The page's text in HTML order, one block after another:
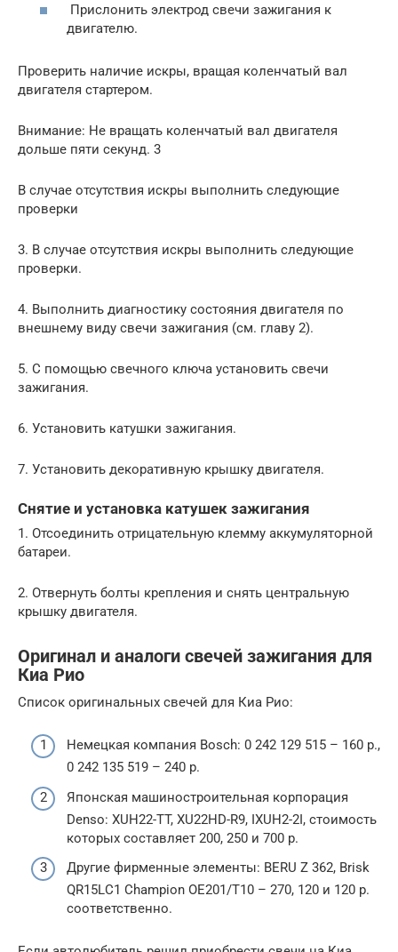
Прислонить электрод свечи зажигания к
двигателю.
Проверить наличие искры, вращая коленчатый вал
двигателя стартером.
Внимание: Не вращать коленчатый вал двигателя
дольше пяти секунд. 3
В случае отсутствия искры выполнить следующие
проверки
3. В случае отсутствия искры выполнить следующие
проверки.
4. Выполнить диагностику состояния двигателя по
внешнему виду свечи зажигания (см. главу 2).
5. С помощью свечного ключа установить свечи
зажигания.
6. Установить катушки зажигания.
7. Установить декоративную крышку двигателя.
Снятие и установка катушек зажигания
1. Отсоединить отрицательную клемму аккумуляторной
батареи.
2. Отвернуть болты крепления и снять центральную
крышку двигателя.
Оригинал и аналоги свечей зажигания для
Киа Рио
Список оригинальных свечей для Киа Рио:
Немецкая компания Bosch: 0 242 129 515 – 160 р.,
0 242 135 519 – 240 р.
Японская машиностроительная корпорация
Denso: XUH22-TT, XU22HD-R9, IXUH2-2I, стоимость
которых составляет 200, 250 и 700 р.
Другие фирменные элементы: BERU Z 362, Brisk
QR15LC1 Champion OE201/T10 – 270, 120 и 120 р.
соответственно.